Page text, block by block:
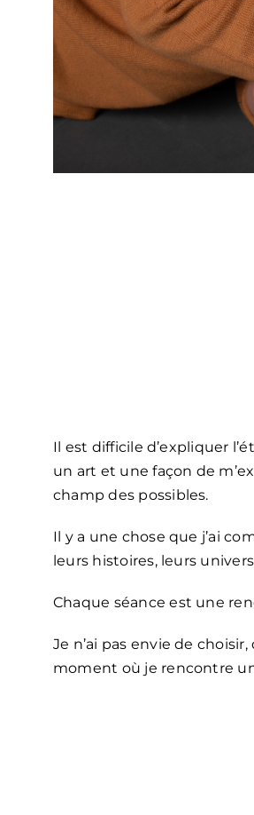
Il est difficile d’expliquer
un art et une façon de
champ des possibles.
Il y a une chose que j’ai
leurs histoires, leurs
Chaque séance est une
Je n’ai pas envie de
moment où je rencontre